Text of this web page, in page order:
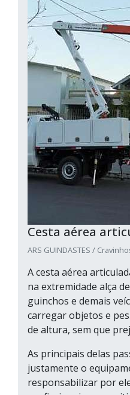
Cesta aérea
ARS GUINDASTES /
A cesta aérea
na extremidade alça
guinchos e demais
carregar objetos e
de altura, sem que
As principais delas
justamente o
responsabilizar por